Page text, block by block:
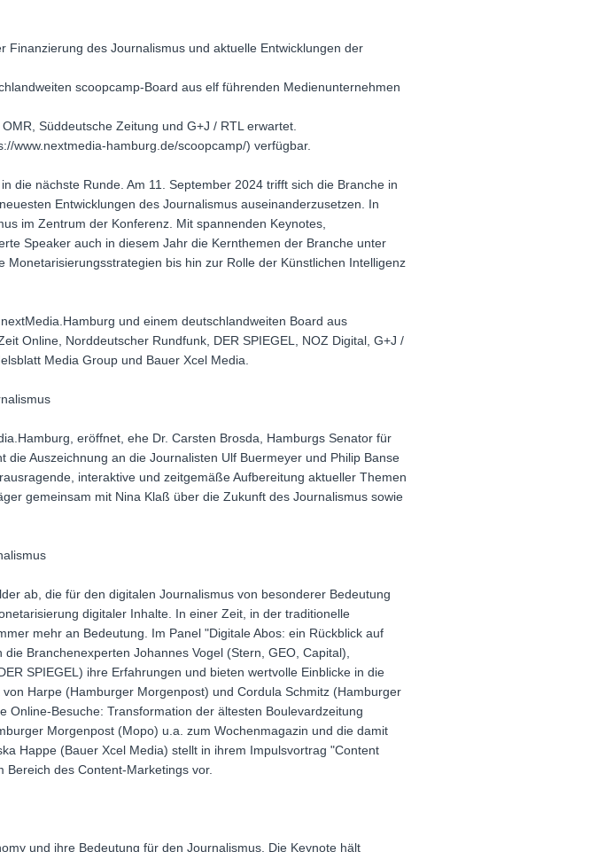
des Journalismus und aktuelle Entwicklungen der
scoopcamp-Board aus elf führenden Medienunternehmen
Süddeutsche Zeitung und G+J / RTL erwartet.
www.nextmedia-hamburg.de/scoopcamp/) verfügbar.
die nächste Runde. Am 11. September 2024 trifft sich die Branche in
Entwicklungen des Journalismus auseinanderzusetzen. In
im Zentrum der Konferenz. Mit spannenden Keynotes,
Speaker auch in diesem Jahr die Kernthemen der Branche unter
bis hin zur Rolle der Künstlichen Intelligenz
und einem deutschlandweiten Board aus
Online, Norddeutscher Rundfunk, DER SPIEGEL, NOZ Digital, G+J /
Media Group und Bauer Xcel Media.
eröffnet, ehe Dr. Carsten Brosda, Hamburgs Senator für
Auszeichnung an die Journalisten Ulf Buermeyer und Philip Banse
interaktive und zeitgemäße Aufbereitung aktueller Themen
gemeinsam mit Nina Klaß über die Zukunft des Journalismus sowie
ab, die für den digitalen Journalismus von besonderer Bedeutung
digitaler Inhalte. In einer Zeit, in der traditionelle
mehr an Bedeutung. Im Panel "Digitale Abos: ein Rückblick auf
Branchenexperten Johannes Vogel (Stern, GEO, Capital),
SPIEGEL) ihre Erfahrungen und bieten wertvolle Einblicke in die
Harpe (Hamburger Morgenpost) und Cordula Schmitz (Hamburger
Besuche: Transformation der ältesten Boulevardzeitung
Morgenpost (Mopo) u.a. zum Wochenmagazin und die damit
Happe (Bauer Xcel Media) stellt in ihrem Impulsvortrag "Content
Bereich des Content-Marketings vor.
und ihre Bedeutung für den Journalismus. Die Keynote hält